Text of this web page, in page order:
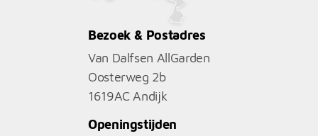
Bezoek & Postadres
Van Dalfsen AllGarden
Oosterweg 2b
1619AC Andijk
Openingstijden